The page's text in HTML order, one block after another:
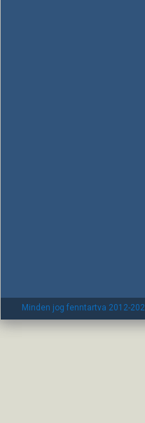
Minden jog fenntartva 2012-